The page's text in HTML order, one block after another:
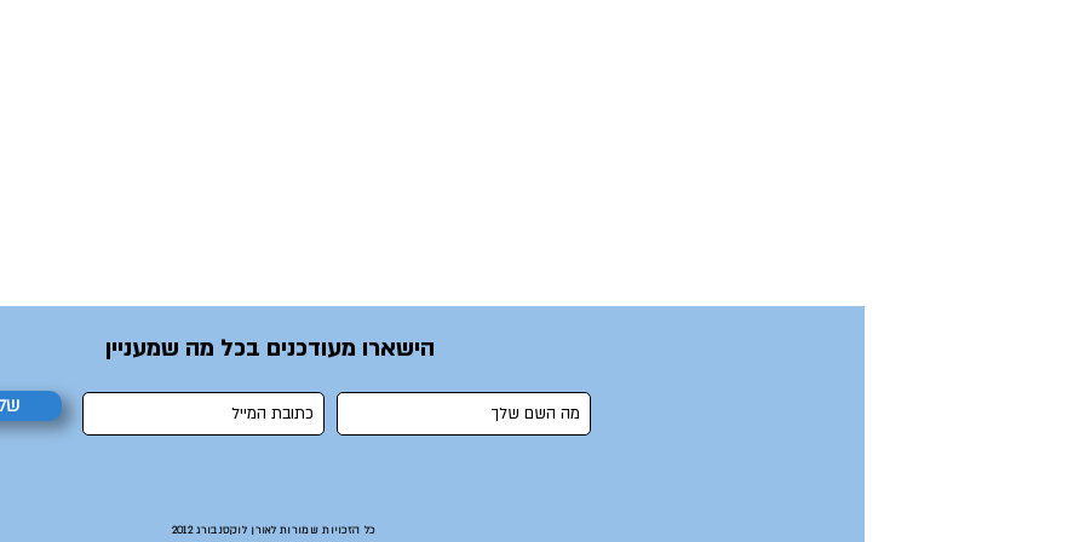
הישארו מעודכנים בכל מה שמעניין
כל הזכויות שמורות לאורן לוקסנבורג 2012